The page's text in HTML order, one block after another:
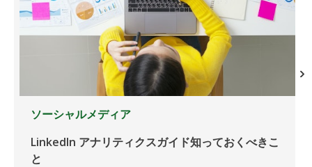
ソーシャルメディア
LinkedIn アナリティクスガイド知っておくべきこ
と